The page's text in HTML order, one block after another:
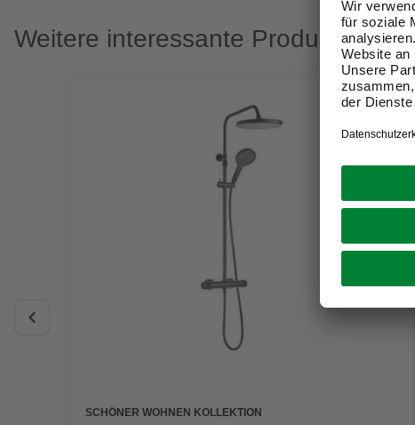
Weitere interessante Produkte
SCHÖNER WOHNEN KOLLEKTION